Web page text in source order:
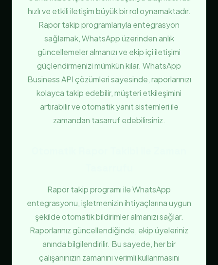
hızlı ve etkili iletişim büyük bir rol oynamaktadır.
Rapor takip programlarıyla entegrasyon
sağlamak, WhatsApp üzerinden anlık
güncellemeler almanızı ve ekip içi iletişimi
güçlendirmenizi mümkün kılar. WhatsApp
Business API çözümleri sayesinde, raporlarınızı
kolayca takip edebilir, müşteri etkileşimini
artırabilir ve otomatik yanıt sistemleri ile
zamandan tasarruf edebilirsiniz.
Rapor takip programı ile WhatsApp
entegrasyonu, işletmenizin ihtiyaçlarına uygun
şekilde otomatik bildirimler almanızı sağlar.
Raporlarınız güncellendiğinde, ekip üyeleriniz
anında bilgilendirilir. Bu sayede, her bir
çalışanınızın zamanını verimli kullanmasını